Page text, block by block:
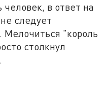
человек, в ответ на
следует
Мелочиться "король
столкнул